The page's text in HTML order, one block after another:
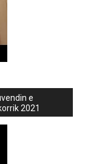
e
2021